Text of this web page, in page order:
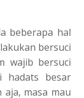
beberapa hal
bersuci
wajib bersuci
hadats besar
aja, masa mau